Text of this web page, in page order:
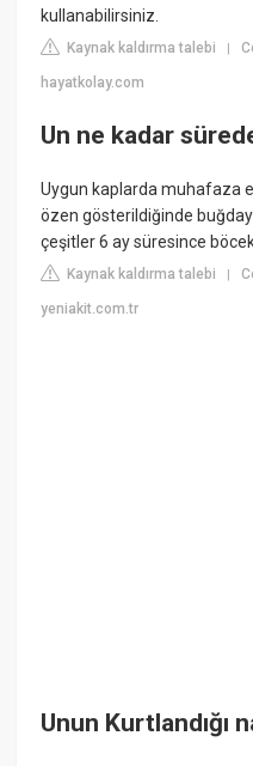
kullanabilirsiniz.
Kaynak kaldırma talebi |
hayatkolay.com
Un ne kadar
Uygun kaplarda muhafaza
özen gösterildiğinde
çeşitler 6 ay süresince
Kaynak kaldırma talebi |
yeniakit.com.tr
Unun Kurtlandığı